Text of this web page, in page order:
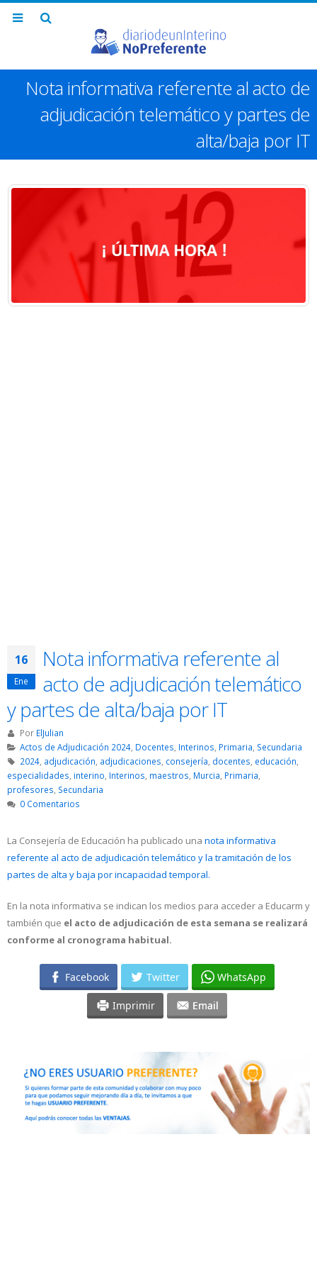
Nota informativa referente al acto de
adjudicación telemático y partes de
alta/baja por IT
16
Ene
Nota informativa referente al
acto de adjudicación telemático
y partes de alta/baja por IT
Por ElJulian
Actos de Adjudicación 2024, Docentes Interinos Primaria Secundaria
2024, adjudicación, adjudicaciones, consejería, docentes, educación,
especialidades, interino, Interinos, maestros, Murcia, Primaria,
profesores, Secundaria
0 Comentarios
La Consejería de Educación ha publicado una nota informativa
referente al acto de adjudicación telemático y la tramitación de los
partes de alta y baja por incapacidad temporal.
En la nota informativa se indican los medios para acceder a Educarm y
también que el acto de adjudicación de esta semana se realizará
conforme al cronograma habitual.
Facebook Twitter WhatsApp
Imprimir Email